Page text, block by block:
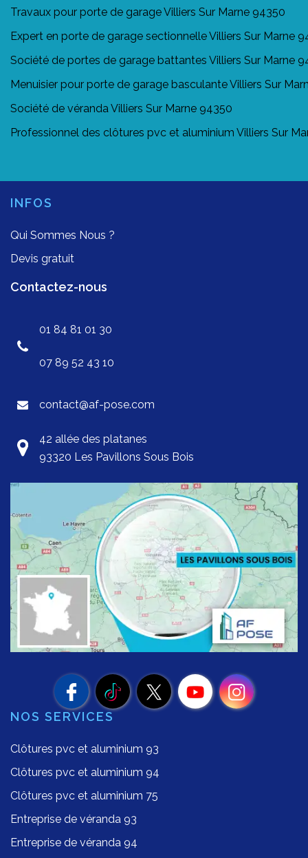
Travaux pour porte de garage Villiers Sur Marne 94350
Expert en porte de garage sectionnelle Villiers Sur Marne
Société de portes de garage battantes Villiers Sur Marne
Menuisier pour porte de garage basculante Villiers Sur
Société de véranda Villiers Sur Marne 94350
Professionnel des clôtures pvc et aluminium Villiers Sur
INFOS
Qui Sommes Nous ?
Devis gratuit
Contactez-nous
01 84 81 01 30
07 89 52 43 10
contact@af-pose.com
42 allée des platanes
93320 Les Pavillons Sous Bois
NOS SERVICES
Clôtures pvc et aluminium 93
Clôtures pvc et aluminium 94
Clôtures pvc et aluminium 75
Entreprise de véranda 93
Entreprise de véranda 94